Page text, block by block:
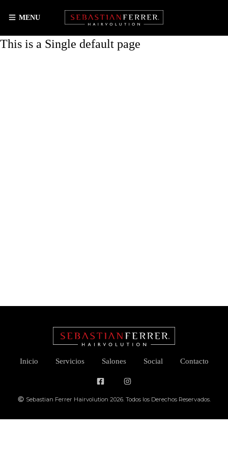
MENU
This is a Single default page
Inicio Servicios Salones Social Contacto
Sebastian Ferrer Hairvolution 2026. Todos los Derechos Reservados.